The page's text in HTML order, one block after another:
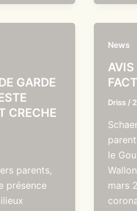
GARDE
CRECHE
parents,
présence
News
AVIS
Driss /
le
mars